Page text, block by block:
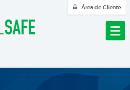
Área de Cliente